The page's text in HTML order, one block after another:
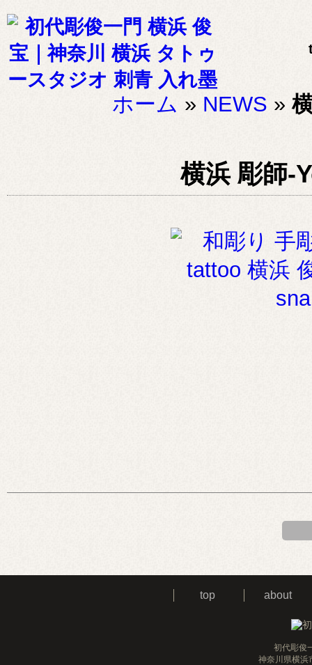
ホーム » NEWS »
横浜 彫師-
top about
初代彫俊
神奈川県横浜